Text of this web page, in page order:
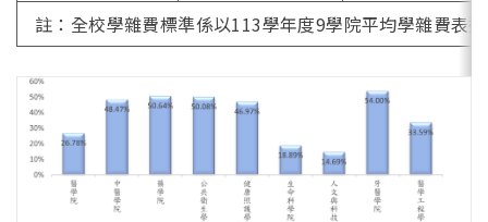
註：全校學雜費標準係以113學年度9學院平均學雜費表